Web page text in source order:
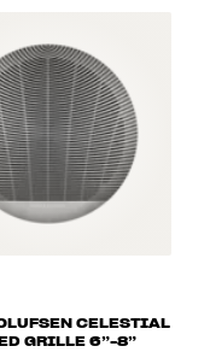
CELESTIAL
GRILLE 6”-8”